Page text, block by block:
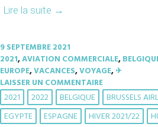
Lire la suite →
9 SEPTEMBRE 2021
2021,AVIATION COMMERCIALE,
EUROPE,VACANCES,VOYAGE,✈︎
LAISSER UN COMMENTAIRE
2021 2022 BELGIQUE BRUSSELS
EGYPTE
ESPAGNE HIVER 2021/22